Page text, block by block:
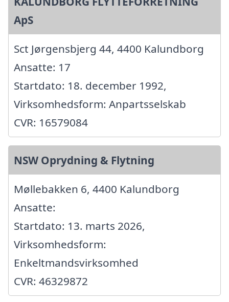
ApS
Sct Jørgensbjerg 44, 4400 Kalundborg
Ansatte: 17
Startdato: 18. december 1992,
Virksomhedsform: Anpartsselskab
CVR: 16579084
NSW Oprydning & Flytning
Møllebakken 6, 4400 Kalundborg
Ansatte:
Startdato: 13. marts 2026,
Virksomhedsform:
Enkeltmandsvirksomhed
CVR: 46329872